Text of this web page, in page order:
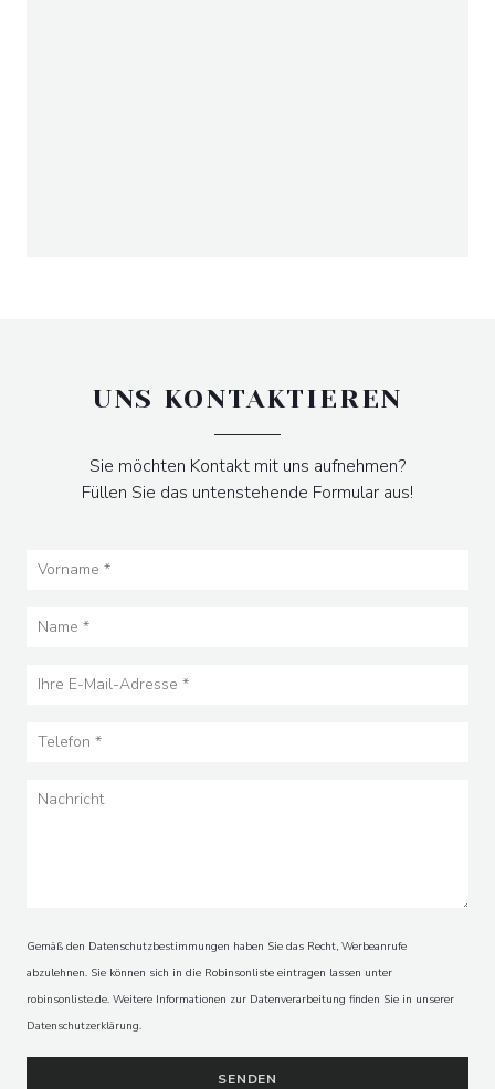
UNS KONTAKTIEREN
Sie möchten Kontakt mit uns aufnehmen?
Füllen Sie das untenstehende Formular aus!
Gemäß den Datenschutzbestimmungen haben Sie das Recht, Werbeanrufe
abzulehnen. Sie können sich in die Robinsonliste eintragen lassen unter
robinsonliste.de. Weitere Informationen zur Datenverarbeitung finden Sie in unserer
Datenschutzerklärung.